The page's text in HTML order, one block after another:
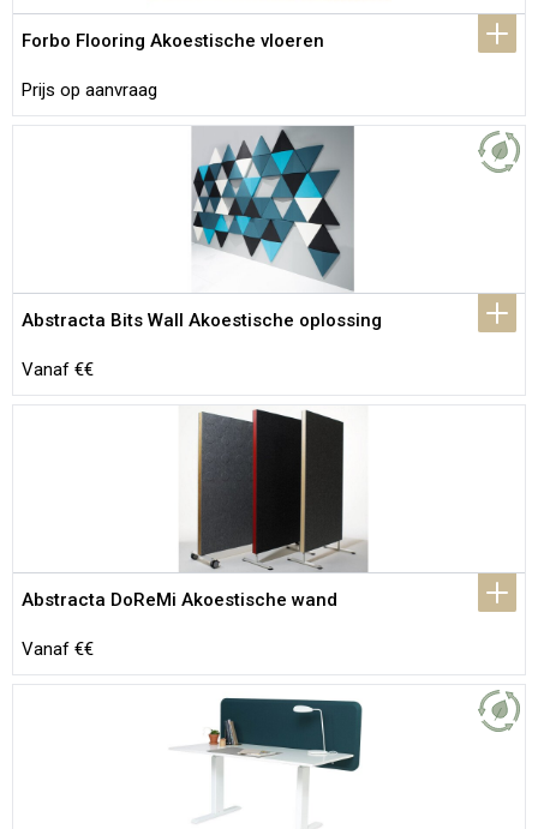
Forbo Flooring Akoestische vloeren
Prijs op aanvraag
Abstracta Bits Wall Akoestische oplossing
Vanaf €€
Abstracta DoReMi Akoestische wand
Vanaf €€